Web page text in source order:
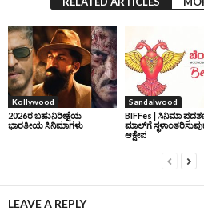
Kollywood
2026ರ ಬಹುನಿರೀಕ್ಷೆಯ
ಭಾರತೀಯ ಸಿನಿಮಾಗಳು
Sandalwood
BIFFes | ಸಿನಿಮಾ
ಮಾಲ್‌ಗೆ
ಆಕ್ಷೇಪ
LEAVE A REPLY